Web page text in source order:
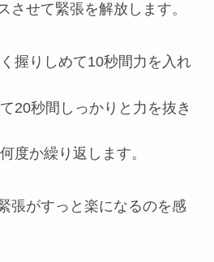
させて緊張を解放します。
握りしめて10秒間力を入れ
20秒間しっかりと力を抜き
度か繰り返します。
張がすっと楽になるのを感